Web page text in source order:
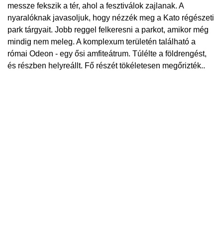
messze fekszik a tér, ahol a fesztiválok zajlanak. A
nyaralóknak javasoljuk, hogy nézzék meg a Kato régészeti
park tárgyait. Jobb reggel felkeresni a parkot, amikor még
mindig nem meleg. A komplexum területén található a
római Odeon - egy ősi amfiteátrum. Túlélte a földrengést,
és részben helyreállt. Fő részét tökéletesen megőrizték..